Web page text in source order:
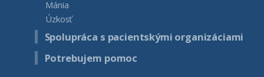
Mánia
Úzkosť
Spolupráca s pacientskými organizáciami
Potrebujem pomoc